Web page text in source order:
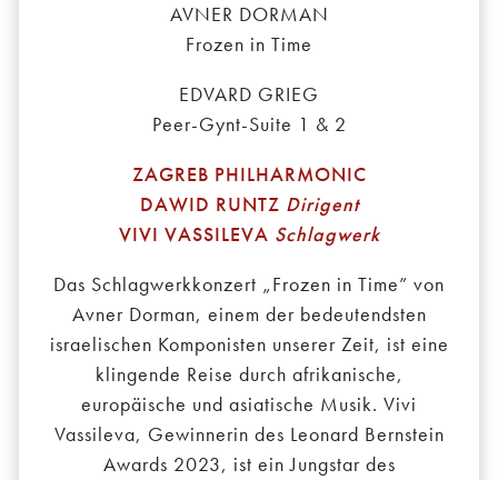
AVNER DORMAN
Frozen in Time
EDVARD GRIEG
Peer-Gynt-Suite 1 & 2
ZAGREB PHILHARMONIC
DAWID RUNTZ Dirigent
VIVI VASSILEVA Schlagwerk
Das Schlagwerkkonzert „Frozen in Time” von
Avner Dorman, einem der bedeutendsten
israelischen Komponisten unserer Zeit, ist eine
klingende Reise durch afrikanische,
europäische und asiatische Musik. Vivi
Vassileva, Gewinnerin des Leonard Bernstein
Awards 2023, ist ein Jungstar des